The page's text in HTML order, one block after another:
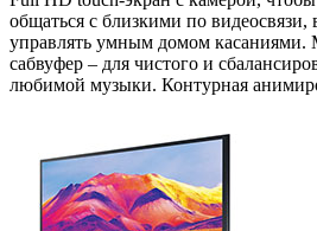
общаться с близкими по
управлять умным домом
сабвуфер – для чистого и
любимой музыки. Контурная